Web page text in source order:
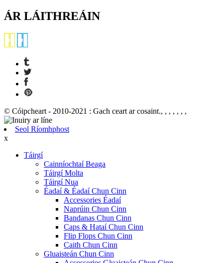
ÁR LÁITHREÁIN
© Cóipcheart - 2010-2021 : Gach ceart ar cosaint., , , , , , ,
Seol Ríomhphost
x
Táirgí
Cainníochtaí Beaga
Táirgí Molta
Táirgí Nua
Éadaí & Éadaí Chun Cinn
Accessories Éadaí
Naprúin Chun Cinn
Bandanas Chun Cinn
Caps & Hataí Chun Cinn
Flip Flops Chun Cinn
Caith Chun Cinn
Gluaisteán Chun Cinn